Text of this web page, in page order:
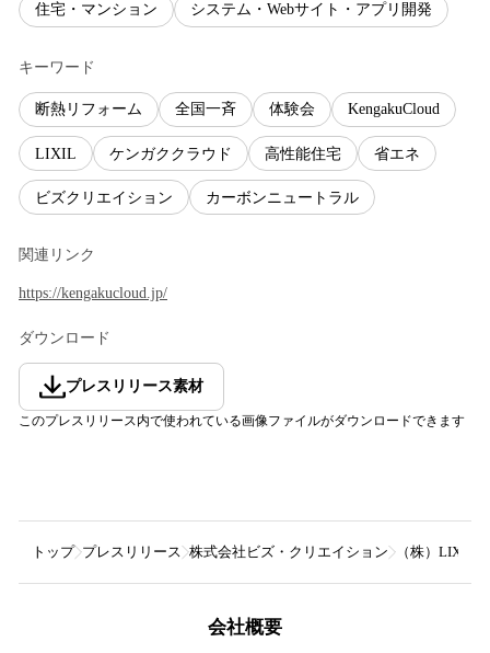
住宅・マンション システム・Webサイト・アプリ開発
キーワード
断熱リフォーム 全国一斉 体験会 KengakuCloud
LIXIL ケンガククラウド 高性能住宅 省エネ
ビズクリエイション カーボンニュートラル
関連リンク
https://kengakucloud.jp/
ダウンロード
プレスリリース素材
このプレスリリース内で使われている画像ファイルがダウンロードできます
トップ プレスリリース 株式会社ビズ・クリエイション （株）LIXIL
会社概要